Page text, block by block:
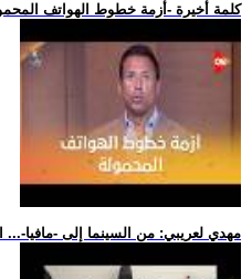
.. كلمة أخيرة -أزمة خطوط الهواتف
.. مهدي لعريبي: من السينما إلى -مافيا-